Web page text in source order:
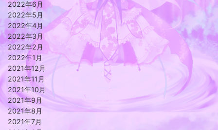
2022年6月
2022年5月
2022年4月
2022年3月
2022年2月
2022年1月
2021年12月
2021年11月
2021年10月
2021年9月
2021年8月
2021年7月